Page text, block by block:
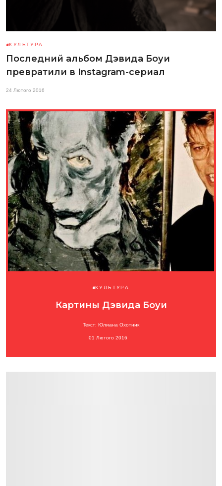
КУЛЬТУРА
Последний альбом Дэвида Боуи
превратили в Instagram-сериал
24 Лютого 2016
КУЛЬТУРА
Картины Дэвида Боуи
Текст: Юлиана Охотник
01 Лютого 2016